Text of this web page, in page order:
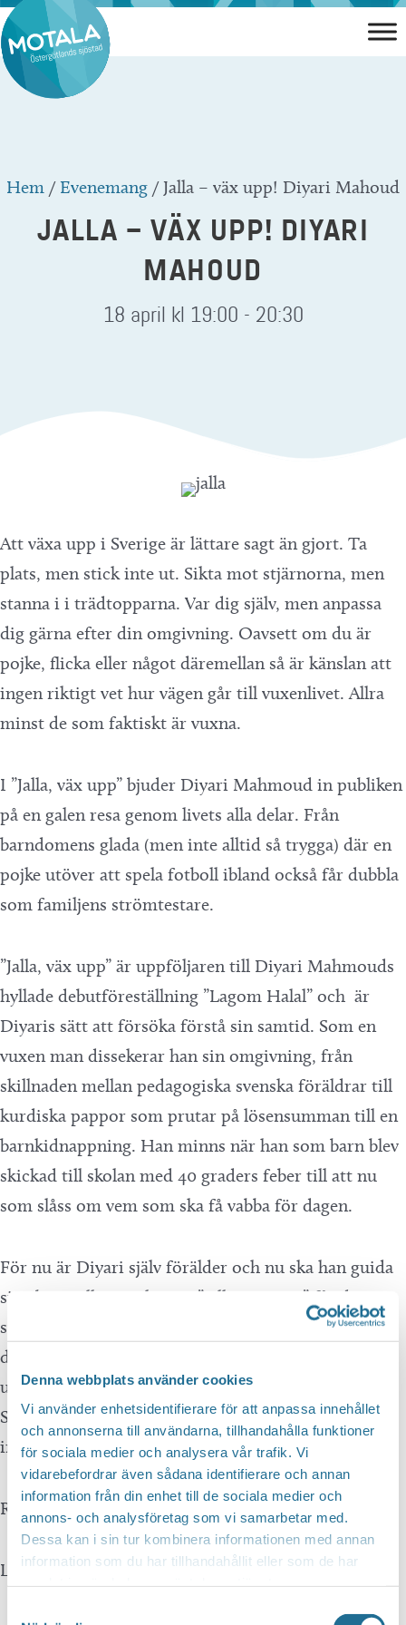
Denna webbplats använder cookies
Vi använder enhetsidentifierare för att anpassa innehållet
och annonserna till användarna, tillhandahålla funktioner
för sociala medier och analysera vår trafik. Vi
vidarebefordrar även sådana identifierare och annan
information från din enhet till de sociala medier och
annons- och analysföretag som vi samarbetar med.
Dessa kan i sin tur kombinera informationen med annan
information som du har tillhandahållit eller som de har
Hoppa
till
innehåll
Hem /Evenemang /Jalla – väx upp! Diyari Mahoud
JALLA – VÄX UPP! DIYARI
MAHOUD
18 april kl 19:00 - 20:30
Att växa upp i Sverige är lättare sagt än gjort. Ta
plats, men stick inte ut. Sikta mot stjärnorna, men
stanna i i trädtopparna. Var dig själv, men anpassa
dig gärna efter din omgivning. Oavsett om du är
pojke, flicka eller något däremellan så är känslan att
ingen riktigt vet hur vägen går till vuxenlivet. Allra
minst de som faktiskt är vuxna.
I ”Jalla, väx upp” bjuder Diyari Mahmoud in publiken
på en galen resa genom livets alla delar. Från
barndomens glada (men inte alltid så trygga) där en
pojke utöver att spela fotboll ibland också får dubbla
som familjens strömtestare.
”Jalla, väx upp” är uppföljaren till Diyari Mahmouds
hyllade debutföreställning ”Lagom Halal” och är
Diyaris sätt att försöka förstå sin samtid. Som en
vuxen man dissekerar han sin omgivning, från
skillnaden mellan pedagogiska svenska föräldrar till
kurdiska pappor som prutar på lösensumman till en
barnkidnappning. Han minns när han som barn blev
skickad till skolan med 40 graders feber till att nu
som slåss om vem som ska få vabba för dagen.
För nu är Diyari själv förälder och nu ska han guida
sina barn till vuxenlivet. I ”Jalla, väx upp” får du
svaret på hur väl Diyari lyckas med sitt uppdrag. Ta
del av hans känslor kring de kulturkrockar som kan
uppstå när man försöker växa upp och passa in i
Sverige och skratta högt åt de (förbjudna) tankar
inga föräldrar våga säga högt.
Rek åldersgräns 12 år
Längd ca 85 minuter